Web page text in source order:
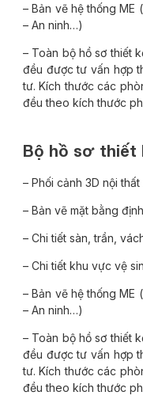
– Bản vẽ hệ thống
– An ninh…)
– Toàn bộ hồ sơ thiết
đều được tư vấn hợp
tư. Kích thước các
đều theo kích thước
Bộ hồ sơ thiết
– Phối cảnh 3D nội
– Bản vẽ mặt bằng
– Chi tiết sàn, trần,
– Chi tiết khu vực vệ
– Bản vẽ hệ thống
– An ninh…)
– Toàn bộ hồ sơ thiết
đều được tư vấn hợp
tư. Kích thước các
đều theo kích thước